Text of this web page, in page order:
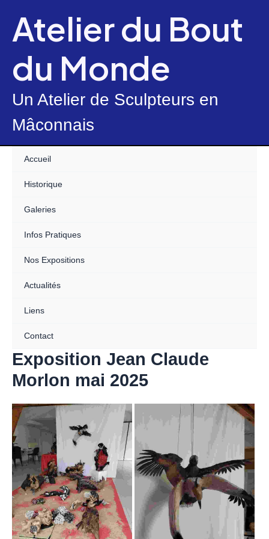
contentAtelier du Bout
du Monde
Un Atelier de Sculpteurs en
Mâconnais
Accueil
Historique
Galeries
Infos Pratiques
Nos Expositions
Actualités
Liens
Contact
Exposition Jean Claude
Morlon mai 2025